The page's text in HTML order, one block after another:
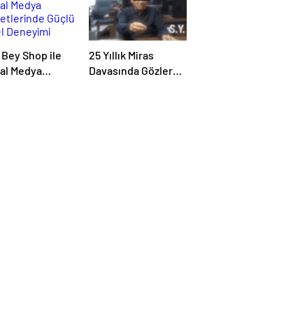
Shop ile
Medya
25 Yıllık Miras
Davasında Gözler